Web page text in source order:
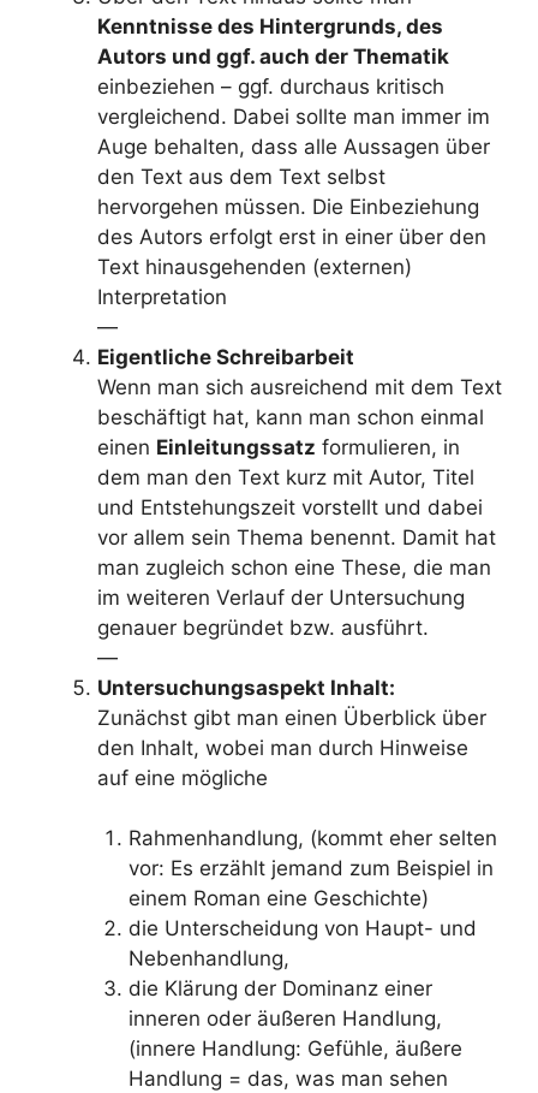
Kenntnisse des Hintergrunds, des
Autors und ggf. auch der Thematik
einbeziehen – ggf. durchaus kritisch
vergleichend. Dabei sollte man immer im
Auge behalten, dass alle Aussagen über
den Text aus dem Text selbst
hervorgehen müssen. Die Einbeziehung
des Autors erfolgt erst in einer über den
Text hinausgehenden (externen)
Interpretation
—
Eigentliche Schreibarbeit
Wenn man sich ausreichend mit dem Text
beschäftigt hat, kann man schon einmal
einen Einleitungssatz formulieren, in
dem man den Text kurz mit Autor, Titel
und Entstehungszeit vorstellt und dabei
vor allem sein Thema benennt. Damit hat
man zugleich schon eine These, die man
im weiteren Verlauf der Untersuchung
genauer begründet bzw. ausführt.
—
Untersuchungsaspekt Inhalt:
Zunächst gibt man einen Überblick über
den Inhalt, wobei man durch Hinweise
auf eine mögliche
Rahmenhandlung, (kommt eher selten
vor: Es erzählt jemand zum Beispiel in
einem Roman eine Geschichte)
die Unterscheidung von Haupt- und
Nebenhandlung,
die Klärung der Dominanz einer
inneren oder äußeren Handlung,
(innere Handlung: Gefühle, äußere
Handlung = das, was man sehen